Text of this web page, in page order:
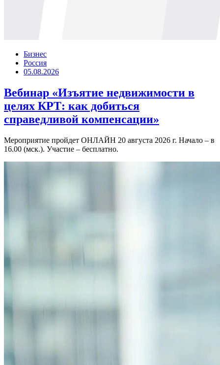
Бизнес
Россия
05.08.2026
Вебинар «Изъятие недвижимости в
целях КРТ: как добиться
справедливой компенсации»
Мероприятие пройдет ОНЛАЙН 20 августа 2026 г. Начало – в
16.00 (мск.). Участие – бесплатно.